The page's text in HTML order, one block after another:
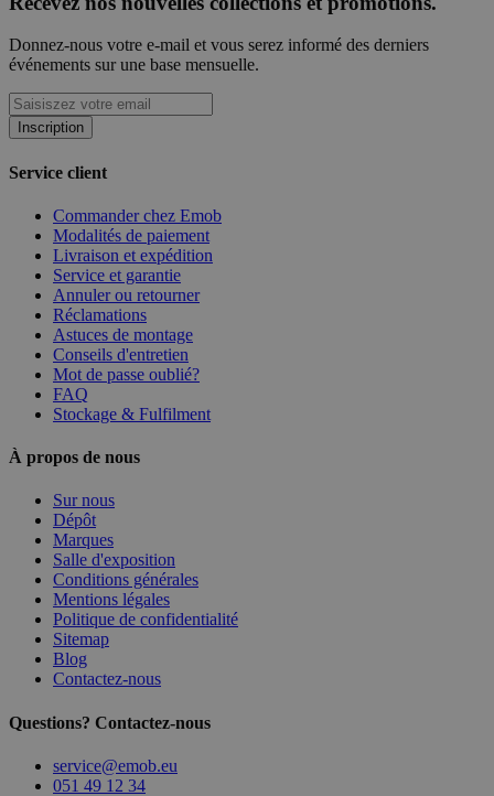
Donnez-nous votre e-mail et vous serez informé des derniers
événements sur une base mensuelle.
Inscription
Service client
Commander chez Emob
Modalités de paiement
Livraison et expédition
Service et garantie
Annuler ou retourner
Réclamations
Astuces de montage
Conseils d'entretien
Mot de passe oublié?
FAQ
Stockage & Fulfilment
À propos de nous
Sur nous
Dépôt
Marques
Salle d'exposition
Conditions générales
Mentions légales
Politique de confidentialité
Sitemap
Blog
Contactez-nous
Questions? Contactez-nous
service@emob.eu
051 49 12 34